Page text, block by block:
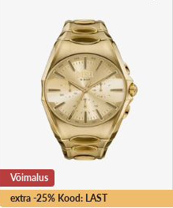
extra -25% Kood: LAST
Võimalus